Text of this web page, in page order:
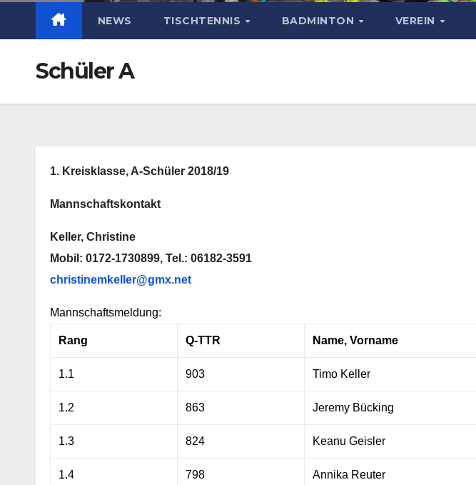
NEWS TISCHTENNIS BADMINTON VEREIN
Schüler A
1. Kreisklasse, A-Schüler 2018/19
Mannschaftskontakt
Keller, Christine
Mobil: 0172-1730899, Tel.: 06182-3591
christinemkeller@gmx.net
Mannschaftsmeldung:
Rang Q-TTR Name, Vorname
1.1 903 Timo Keller
1.2 863 Jeremy Bücking
1.3 824 Keanu Geisler
1.4 798 Annika Reuter